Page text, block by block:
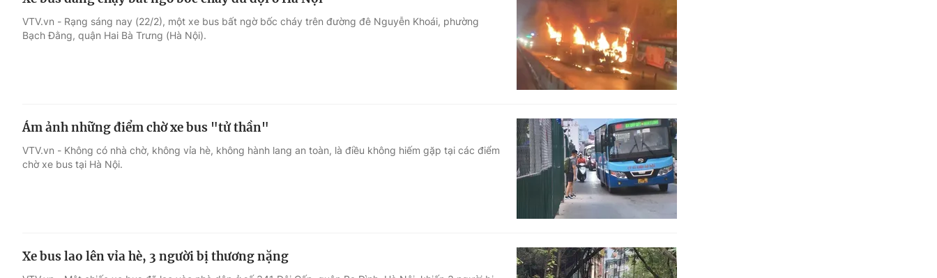
VTV.vn - Rạng sáng nay (22/2), một xe bus bất ngờ bốc cháy trên đường đê Nguyễn Khoái, phường
Bạch Đằng, quận Hai Bà Trưng (Hà Nội).
Ám ảnh những điểm chờ xe bus "tử thần"
VTV.vn - Không có nhà chờ, không vỉa hè, không hành lang an toàn, là điều không hiếm gặp tại các điểm
chờ xe bus tại Hà Nội.
Xe bus lao lên vỉa hè, 3 người bị thương nặng